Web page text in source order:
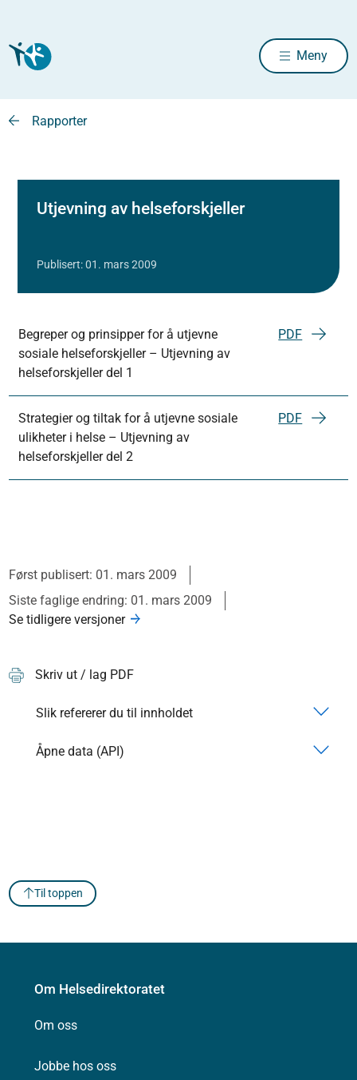
Meny
Rapporter
Utjevning av helseforskjeller
Publisert: 01. mars 2009
Begreper og prinsipper for å utjevne
sosiale helseforskjeller – Utjevning av
helseforskjeller del 1
PDF
Strategier og tiltak for å utjevne sosiale
ulikheter i helse – Utjevning av
helseforskjeller del 2
PDF
Først publisert: 01. mars 2009
Siste faglige endring: 01. mars 2009
Se tidligere versjoner
Skriv ut / lag PDF
Slik refererer du til innholdet
Åpne data (API)
Til toppen
Om Helsedirektoratet
Om oss
Jobbe hos oss